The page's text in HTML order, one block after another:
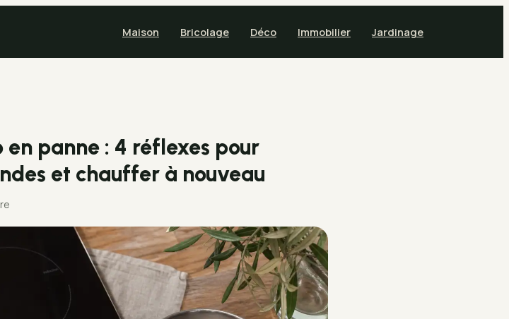
Maison Bricolage Déco Immobilier Jardinage
en panne : 4 réflexes pour
et chauffer à nouveau